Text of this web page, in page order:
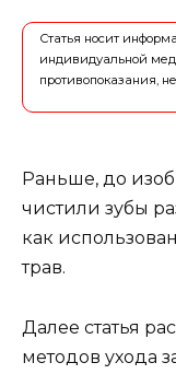
Статья носит
индивидуальной
противопоказания,
Раньше, до
чистили зубы
как
трав.
Далее статья
методов ухода